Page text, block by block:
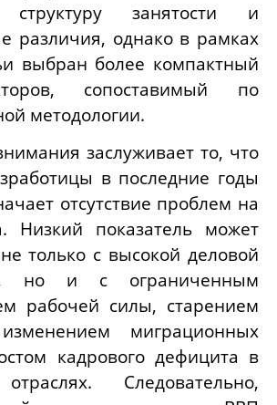
структуру занятости и
различия, однако в рамках
выбран более компактный
сопоставимый по
методологии.
заслуживает то, что
в последние годы
отсутствие проблем на
Низкий показатель может
только с высокой деловой
но и с ограниченным
рабочей силы, старением
миграционных
кадрового дефицита в
Следовательно,